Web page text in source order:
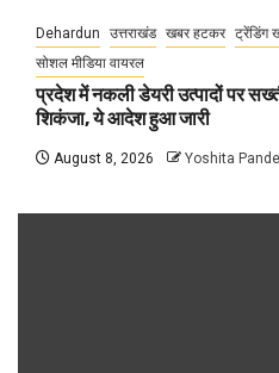
Dehardun उत्तराखंड खबर हटकर ट्रेंडिंग
सोशल मीडिया वायरल
प्रदेश में नकली डेयरी उत्पादों पर
शिकंजा, ये आदेश हुआ जारी
August 8, 2026 Yoshita